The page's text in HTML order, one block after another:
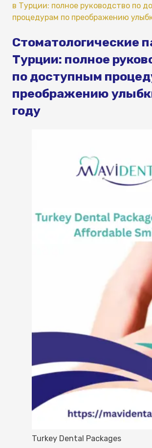
в Турции: полное руководство по
процедурам по преображению
Стоматологические
Турции: полное
по доступным
преображению
году
Turkey Dental Packages